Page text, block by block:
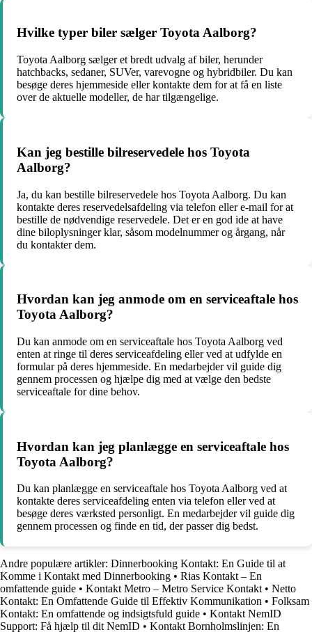
Hvilke typer biler sælger Toyota Aalborg?
Toyota Aalborg sælger et bredt udvalg af biler, herunder
hatchbacks, sedaner, SUVer, varevogne og hybridbiler. Du kan
besøge deres hjemmeside eller kontakte dem for at få en liste
over de aktuelle modeller, de har tilgængelige.
Kan jeg bestille bilreservedele hos Toyota
Aalborg?
Ja, du kan bestille bilreservedele hos Toyota Aalborg. Du kan
kontakte deres reservedelsafdeling via telefon eller e-mail for at
bestille de nødvendige reservedele. Det er en god ide at have
dine biloplysninger klar, såsom modelnummer og årgang, når
du kontakter dem.
Hvordan kan jeg anmode om en serviceaftale hos
Toyota Aalborg?
Du kan anmode om en serviceaftale hos Toyota Aalborg ved
enten at ringe til deres serviceafdeling eller ved at udfylde en
formular på deres hjemmeside. En medarbejder vil guide dig
gennem processen og hjælpe dig med at vælge den bedste
serviceaftale for dine behov.
Hvordan kan jeg planlægge en serviceaftale hos
Toyota Aalborg?
Du kan planlægge en serviceaftale hos Toyota Aalborg ved at
kontakte deres serviceafdeling enten via telefon eller ved at
besøge deres værksted personligt. En medarbejder vil guide dig
gennem processen og finde en tid, der passer dig bedst.
Andre populære artikler: Dinnerbooking Kontakt: En Guide til at
Komme i Kontakt med Dinnerbooking • Rias Kontakt – En
omfattende guide • Kontakt Metro – Metro Service Kontakt• Netto
Kontakt: En Omfattende Guide til Effektiv Kommunikation • Folksam
Kontakt: En omfattende og indsigtsfuld guide • Kontakt NemID
Support: Få hjælp til dit NemID • Kontakt Bornholmslinjen: En